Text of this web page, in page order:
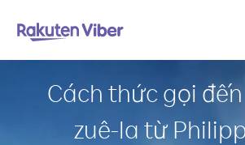
Cách thức gọi
zuê-la từ